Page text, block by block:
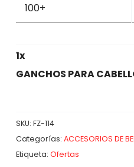
100+
1x
GANCHOS PARA
SKU: FZ-114
Categorías: ACCESORIOS DE
Etiqueta: Ofertas